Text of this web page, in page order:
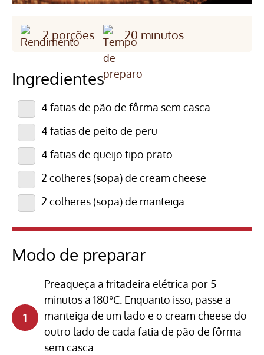
2 porções 20 minutos
Ingredientes
4 fatias de pão de fôrma sem casca
4 fatias de peito de peru
4 fatias de queijo tipo prato
2 colheres (sopa) de cream cheese
2 colheres (sopa) de manteiga
Modo de preparar
Preaqueça a fritadeira elétrica por 5
minutos a 180°C. Enquanto isso, passe a
manteiga de um lado e o cream cheese do
outro lado de cada fatia de pão de fôrma
sem casca.